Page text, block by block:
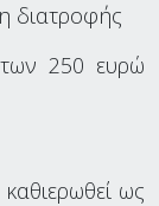
διατροφής
250 ευρώ
ως